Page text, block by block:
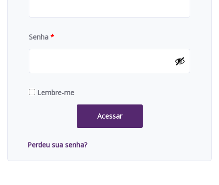
Senha *
Lembre-me
Acessar
Perdeu sua senha?